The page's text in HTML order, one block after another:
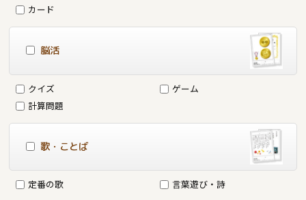
カード
脳活
クイズ
ゲーム
計算問題
歌・ことば
定番の歌 言葉遊び・詩